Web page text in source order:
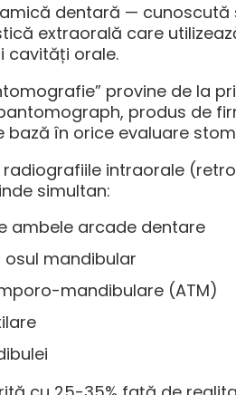
dentară — cunoscută
extraorală care
cavități orale.
provine de la
produs de
bază în orice evaluare
intraorale
simultan:
ambele arcade dentare
osul mandibular
mandibulare (ATM)